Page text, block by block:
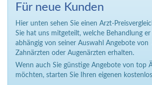
Für neue Kunden
Hier unten sehen Sie einen Arzt-
Sie hat uns mitgeteilt, welche Behandlung
abhängig von seiner Auswahl Angebote von
Zahnärzten oder Augenärzten erhalten.
Wenn auch Sie günstige Angebote von top
möchten, starten Sie Ihren eigenen